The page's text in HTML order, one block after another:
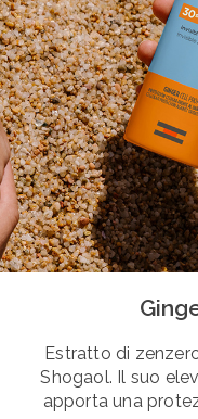
Estratto di
Shogaol. Il suo
apporta una